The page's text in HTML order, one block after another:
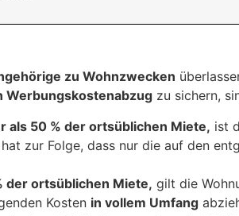
zu Wohnzwecken
Werbungskostenabzug zu sichern,
als 50 % der ortsüblichen Miete, ist
zur Folge, dass nur die auf den
der ortsüblichen Miete, gilt die
Kosten in vollem Umfang